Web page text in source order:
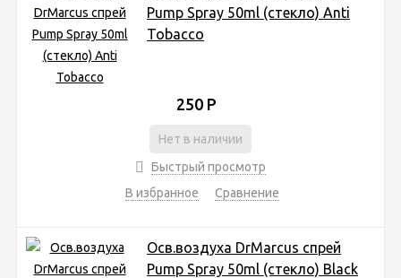
Pump Spray 50ml (стекло) Anti
Tobacco
250 Р
Нет в наличии
Быстрый просмотр
В избранное
Сравнение
Осв.воздуха DrMarcus спрей
Pump Spray 50ml (стекло) Black